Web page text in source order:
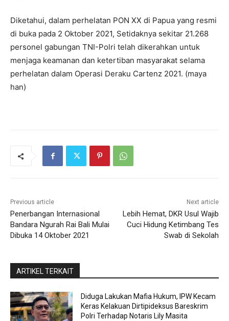
Diketahui, dalam perhelatan PON XX di Papua yang resmi
di buka pada 2 Oktober 2021, Setidaknya sekitar 21.268
personel gabungan TNI-Polri telah dikerahkan untuk
menjaga keamanan dan ketertiban masyarakat selama
perhelatan dalam Operasi Deraku Cartenz 2021. (maya
han)
Previous article
Penerbangan Internasional
Bandara Ngurah Rai Bali Mulai
Dibuka 14 Oktober 2021
Next article
Lebih Hemat, DKR Usul Wajib
Cuci Hidung Ketimbang Tes
Swab di Sekolah
ARTIKEL TERKAIT
Diduga Lakukan Mafia Hukum, IPW Kecam
Keras Kelakuan Dirtipideksus Bareskrim
Polri Terhadap Notaris Lily Masita